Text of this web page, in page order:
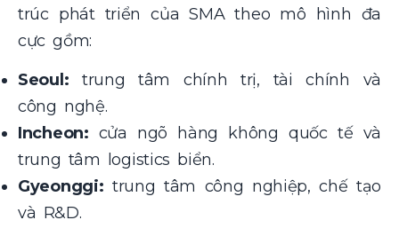
trúc phát triển của SMA theo mô hình đa
cực gồm:
Seoul: trung tâm chính trị, tài chính và
công nghệ.
Incheon: cửa ngõ hàng không quốc tế và
trung tâm logistics biển.
Gyeonggi: trung tâm công nghiệp, chế tạo
và R&D.